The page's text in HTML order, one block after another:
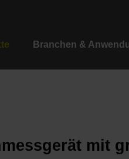
Branchen &
mit